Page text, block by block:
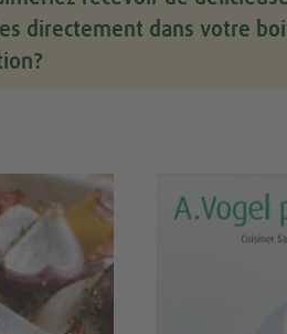
directement dans votre